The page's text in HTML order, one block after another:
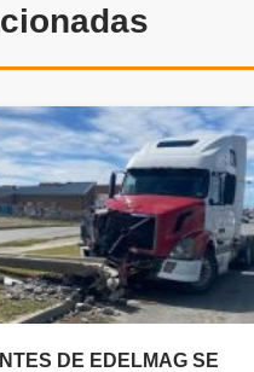
DE EDELMAG SE